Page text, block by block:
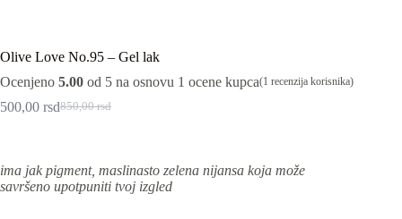
Olive Love No.95 – Gel lak
Ocenjeno 5.00 od 5 na osnovu 1 ocene kupca(1 recenzija korisnika)
850,00rsd
Originalna
850,00 rsd.
500,00 rsdTrenutna
ima jak pigment, maslinasto zelena nijansa koja može
savršeno upotpuniti tvoj izgled